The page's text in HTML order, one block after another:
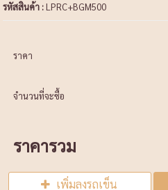
รหัสสินค้า :LPRC+BGM500
ราคา
จำนวนที่จะซื้อ
ราคารวม
เพิ่มลงรถเข็น